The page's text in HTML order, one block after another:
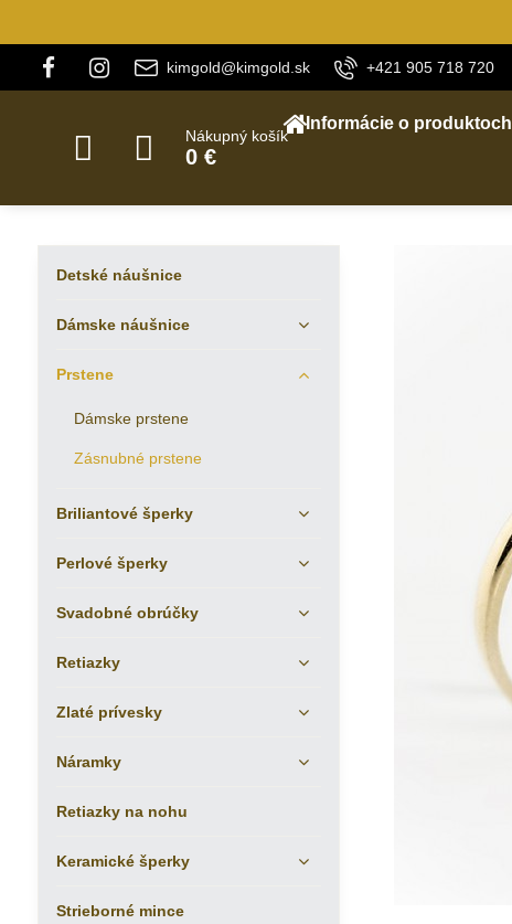
kimgold@kimgold.sk +421 905 718 720
Nákupný košík
0 €
Informácie o produktoch
Detské náušnice
Dámske náušnice
Prstene
Dámske prstene
Zásnubné prstene
Briliantové šperky
Perlové šperky
Svadobné obrúčky
Retiazky
Zlaté prívesky
Náramky
Retiazky na nohu
Keramické šperky
Strieborné mince